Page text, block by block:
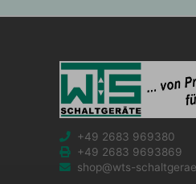
+49 2683 969380
+49 2683 9693869
shop@wts-